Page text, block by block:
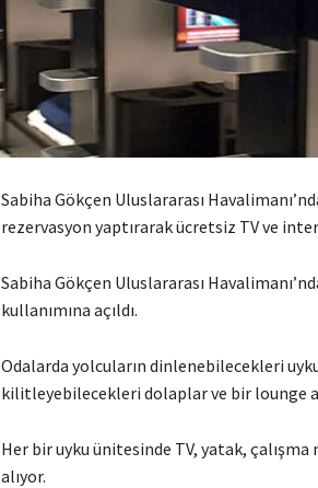
Sabiha Gökçen Uluslararası
rezervasyon yaptırarak ücretsiz TV ve
Sabiha Gökçen Uluslararası
kullanımına açıldı.
Odalarda yolcuların dinlenebilecekleri
kilitleyebilecekleri dolaplar ve bir lounge
Her bir uyku ünitesinde TV, yatak,
alıyor.